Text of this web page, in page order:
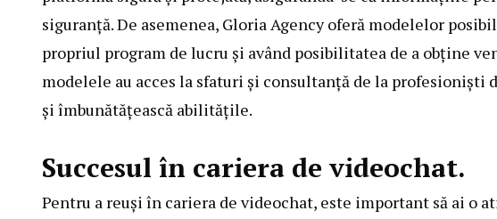
siguranță. De asemenea, Gloria Agencyoferă modelelor
propriul program de lucru și având posibilitatea de a obține
modelele au acces la sfaturi și consultanță de la profesioniști
și îmbunătățească abilitățile.
Succesul în cariera de videochat.
Pentru a reuși în cariera de videochat, este important să ai o